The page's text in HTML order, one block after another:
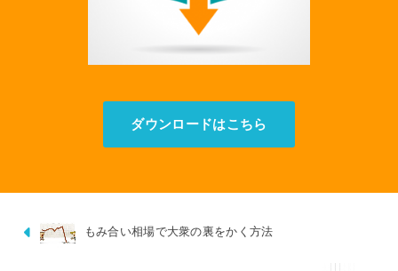
ダウンロードはこちら
もみ合い相場で大衆の裏をかく方法